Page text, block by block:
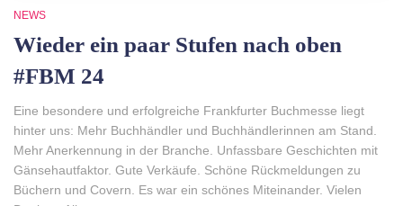
NEWS
Wieder ein paar Stufen nach oben
#FBM 24
Eine besondere und erfolgreiche Frankfurter Buchmesse liegt
hinter uns: Mehr Buchhändler und Buchhändlerinnen am Stand.
Mehr Anerkennung in der Branche. Unfassbare Geschichten mit
Gänsehautfaktor. Gute Verkäufe. Schöne Rückmeldungen zu
Büchern und Covern. Es war ein schönes Miteinander. Vielen